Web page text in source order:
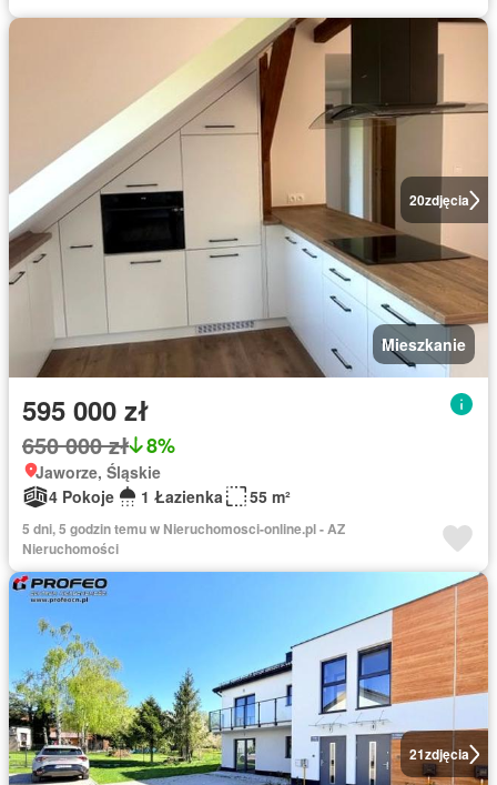
20zdjęcia
Mieszkanie
595 000 zł
650 000 zł 8%
Jaworze, Śląskie
4 Pokoje
1 Łazienka 55 m²
5 dni, 5 godzin temu w Nieruchomosci-online.pl - AZ
Nieruchomości
21zdjęcia